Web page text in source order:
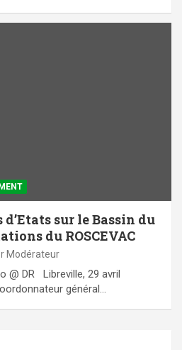
sur le Bassin du
du ROSCEVAC
Modérateur
@ DR Libreville, 29 avril
général…